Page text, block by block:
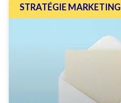
STRATÉGIE MARKETING